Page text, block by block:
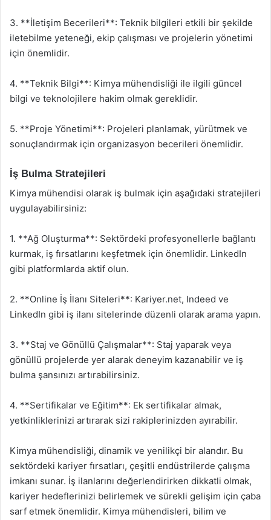
3. **İletişim Becerileri**: Teknik bilgileri etkili bir şekilde
iletebilme yeteneği, ekip çalışması ve projelerin yönetimi
için önemlidir.
4. **Teknik Bilgi**: Kimya mühendisliği ile ilgili güncel
bilgi ve teknolojilere hakim olmak gereklidir.
5. **Proje Yönetimi**: Projeleri planlamak, yürütmek ve
sonuçlandırmak için organizasyon becerileri önemlidir.
İş Bulma Stratejileri
Kimya mühendisi olarak iş bulmak için aşağıdaki stratejileri
uygulayabilirsiniz:
1. **Ağ Oluşturma**: Sektördeki profesyonellerle bağlantı
kurmak, iş fırsatlarını keşfetmek için önemlidir. LinkedIn
gibi platformlarda aktif olun.
2. **Online İş İlanı Siteleri**: Kariyer.net, Indeed ve
LinkedIn gibi iş ilanı sitelerinde düzenli olarak arama yapın.
3. **Staj ve Gönüllü Çalışmalar**: Staj yaparak veya
gönüllü projelerde yer alarak deneyim kazanabilir ve iş
bulma şansınızı artırabilirsiniz.
4. **Sertifikalar ve Eğitim**: Ek sertifikalar almak,
yetkinliklerinizi artırarak sizi rakiplerinizden ayırabilir.
Kimya mühendisliği, dinamik ve yenilikçi bir alandır. Bu
sektördeki kariyer fırsatları, çeşitli endüstrilerde çalışma
imkanı sunar. İş ilanlarını değerlendirirken dikkatli olmak,
kariyer hedeflerinizi belirlemek ve sürekli gelişim için çaba
sarf etmek önemlidir. Kimya mühendisleri, bilim ve